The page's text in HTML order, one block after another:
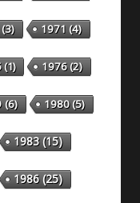
(3) 1971 (4)
(1) 1976(2)
(6) 1980(5)
1983(15)
1986(25)